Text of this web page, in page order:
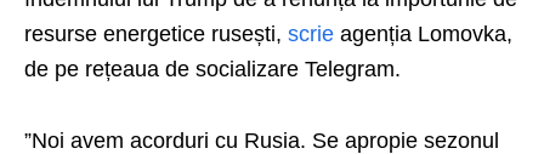
resurse energetice rusești, scrie agenția Lomovka,
de pe rețeaua de socializare Telegram.
”Noi avem acorduri cu Rusia. Se apropie sezonul